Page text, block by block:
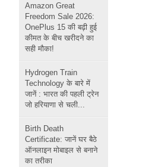
Amazon Great
Freedom Sale 2026:
OnePlus 15 की बढ़ी हुई
कीमत के बीच खरीदने का
सही मौका!
Hydrogen Train
Technology के बारे में
जानें : भारत की पहली ट्रेन
जो हरियाणा से चली...
Birth Death
Certificate: जानें घर बैठे
ऑनलाइन मोबाइल से बनाने
का तरीका